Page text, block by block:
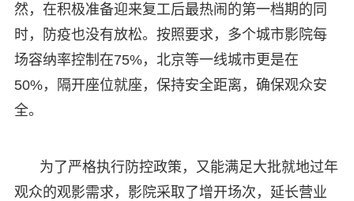
然，在积极准备迎来复工后最热闹的第一档期的同
时，防疫也没有放松。按照要求，多个城市影院每
场容纳率控制在75%，北京等一线城市更是在
50%，隔开座位就座，保持安全距离，确保观众安
全。
为了严格执行防控政策，又能满足大批就地过年
观众的观影需求，影院采取了增开场次，延长营业